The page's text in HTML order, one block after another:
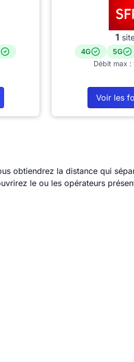
1
4G 5G
Débit max :
Voir les
obtiendrez la distance qui
le ou les opérateurs